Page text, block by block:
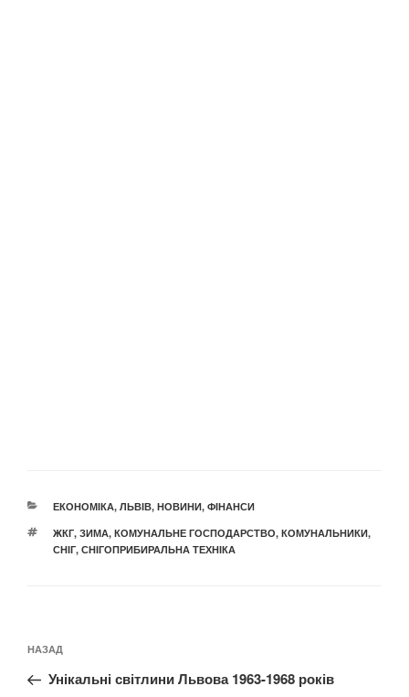
КАТЕГОРІЇ
ЕКОНОМІКА, ЛЬВІВ, НОВИНИ, ФІНАНСИ
ПОЗНАЧКИ
ЖКГ, ЗИМА, КОМУНАЛЬНЕ ГОСПОДАРСТВО, КОМУНАЛЬНИКИ,
СНІГ, СНІГОПРИБИРАЛЬНА ТЕХНІКА
записів
Попередній
запис:
НАЗАД
Унікальні світлини Львова 1963-1968 років